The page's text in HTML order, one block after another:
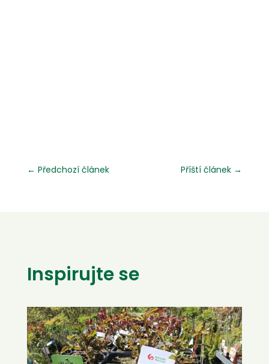
← Předchozí článek Příští článek →
Inspirujte se
Rostliny